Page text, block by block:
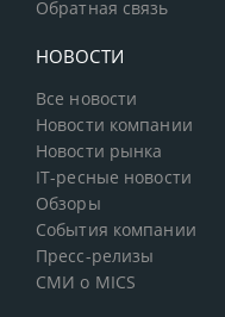
Обратная связь
НОВОСТИ
Все новости
Новости компании
Новости рынка
IT-ресные новости
Обзоры
События компании
Пресс-релизы
СМИ о MICS